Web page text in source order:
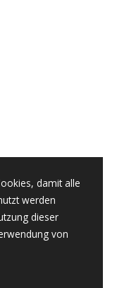
damit alle
werden
dieser
von